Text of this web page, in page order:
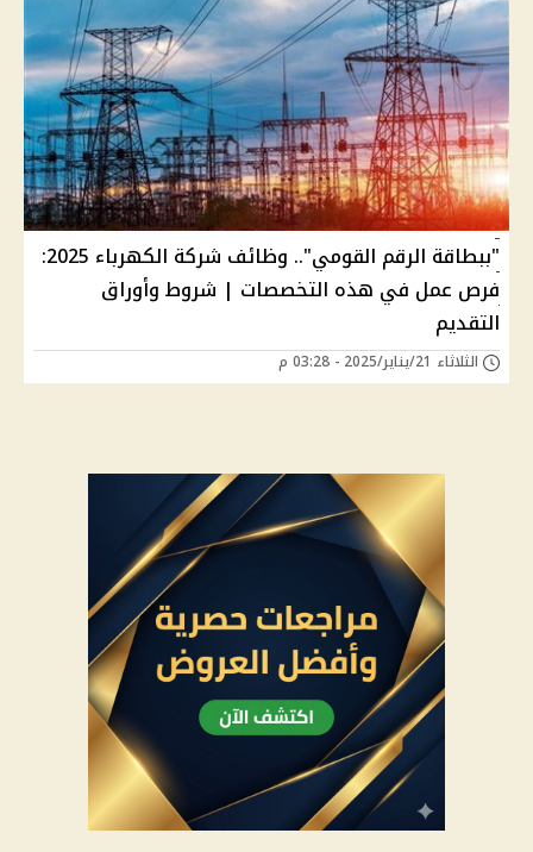
"ببطاقة الرقم القومي".. وظائف شركة الكهرباء 2025:
فرص عمل في هذه التخصصات | شروط وأوراق
التقديم
الثلاثاء 21/يناير/2025 - 03:28 م